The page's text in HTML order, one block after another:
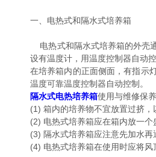
一、电热式和隔水式培养箱
电热式和隔水式培养箱的外壳通
设有温度计，用温度控制器自动
在培养箱内的正面侧面，有指示
温度可靠温度控制器自动控制。
隔水式电热培养箱使用与维修保养
(1) 箱内的培养物不宜放置过挤
(2) 电热式培养箱应在箱内放一个盛
(3) 隔水式培养箱应注意先加水再通
(4) 电热式培养箱在使用时应将风